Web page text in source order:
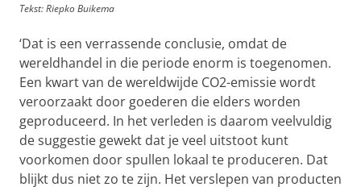
Tekst: Riepko Buikema
‘Dat is een verrassende conclusie, omdat de
wereldhandel in die periode enorm is toegenomen.
Een kwart van de wereldwijde CO2-emissie wordt
veroorzaakt door goederen die elders worden
geproduceerd. In het verleden is daarom veelvuldig
de suggestie gewekt dat je veel uitstoot kunt
voorkomen door spullen lokaal te produceren. Dat
blijkt dus niet zo te zijn. Het verslepen van producten